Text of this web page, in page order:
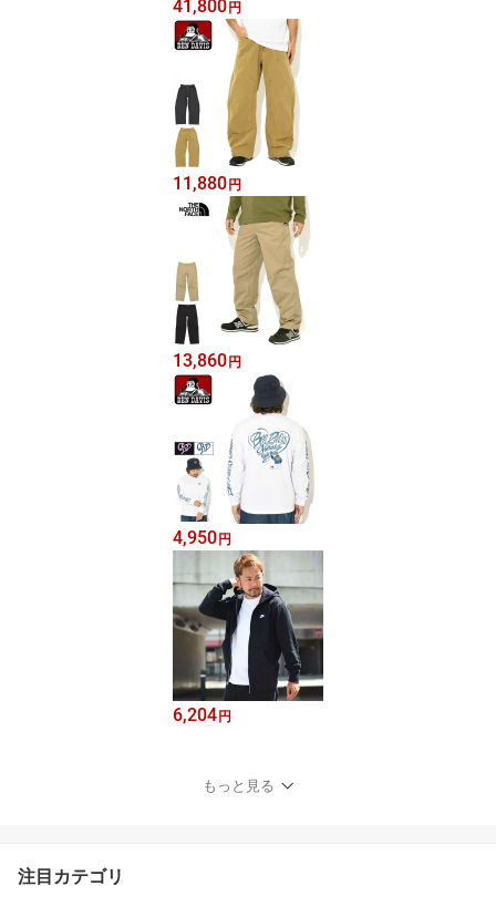
41,800 円
11,880 円
13,860 円
4,950 円
6,204 円
もっと見る
注目カテゴリ